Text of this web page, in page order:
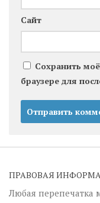
Сайт
Сохранить
браузере для
ПРАВОВАЯ
Любая перепечатка